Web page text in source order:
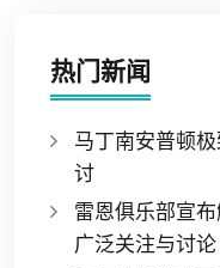
热门新闻
马丁南安普顿
讨
雷恩俱乐部宣
广泛关注与讨论